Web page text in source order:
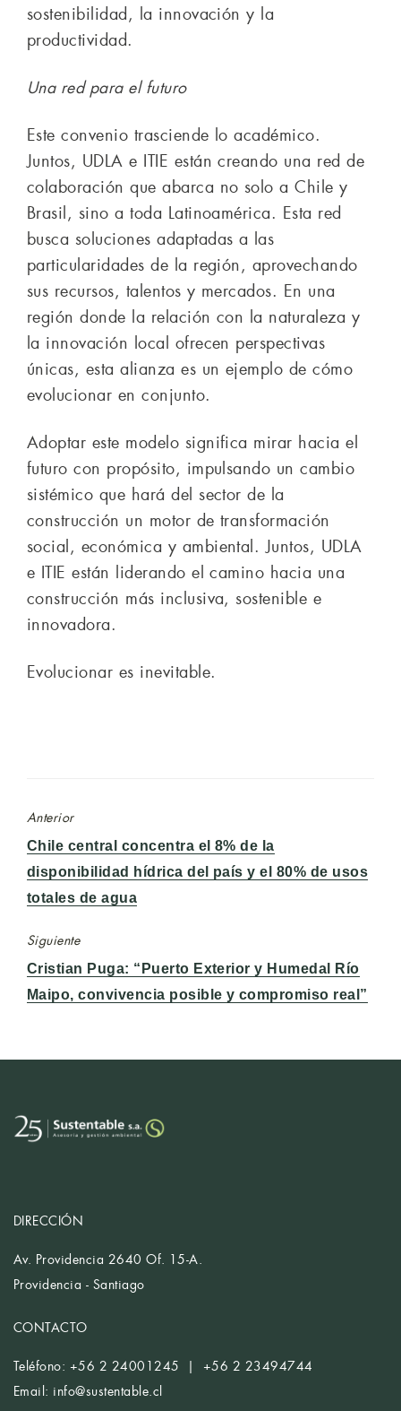
sostenibilidad, la innovación y la
productividad.
Una red para el futuro
Este convenio trasciende lo académico.
Juntos, UDLA e ITIE están creando una red de
colaboración que abarca no solo a Chile y
Brasil, sino a toda Latinoamérica. Esta red
busca soluciones adaptadas a las
particularidades de la región, aprovechando
sus recursos, talentos y mercados. En una
región donde la relación con la naturaleza y
la innovación local ofrecen perspectivas
únicas, esta alianza es un ejemplo de cómo
evolucionar en conjunto.
Adoptar este modelo significa mirar hacia el
futuro con propósito, impulsando un cambio
sistémico que hará del sector de la
construcción un motor de transformación
social, económica y ambiental. Juntos, UDLA
e ITIE están liderando el camino hacia una
construcción más inclusiva, sostenible e
innovadora.
Evolucionar es inevitable.
Anterior
Entrada
anterior:
Chile central concentra el 8% de la
disponibilidad hídrica del país y el 80% de usos
totales de agua
Siguiente
Entrada
siguiente:
Cristian Puga: “Puerto Exterior y Humedal Río
Maipo, convivencia posible y compromiso real”
DIRECCIÓN
Av. Providencia 2640 Of. 15-A.
Providencia - Santiago
CONTACTO
Teléfono: +56 2 24001245 | +56 2 23494744
Email: info@sustentable.cl